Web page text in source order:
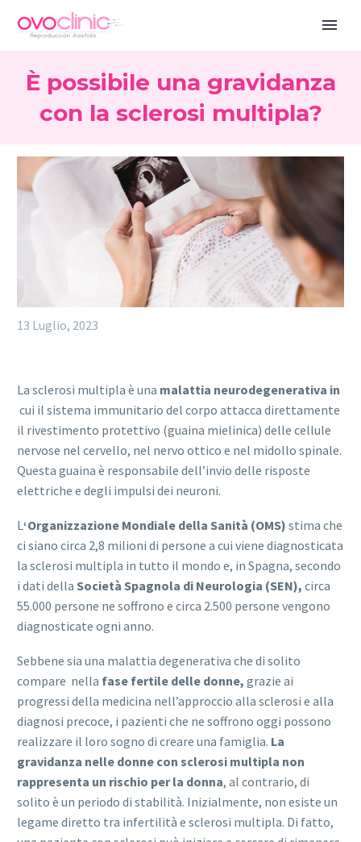
È possibile una gravidanza
con la sclerosi multipla?
13 Luglio, 2023
La sclerosi multipla è una malattia neurodegenerativa in
cui il sistema immunitario del corpo attacca direttamente
il rivestimento protettivo (guaina mielinica) delle cellule
nervose nel cervello, nel nervo ottico e nel midollo spinale.
Questa guaina è responsabile dell’invio delle risposte
elettriche e degli impulsi dei neuroni.
L ‘Organizzazione Mondiale della Sanità (OMS) stima che
ci siano circa 2,8 milioni di persone a cui viene diagnosticata
la sclerosi multipla in tutto il mondo e, in Spagna, secondo
i dati della Società Spagnola di Neurologia (SEN), circa
55.000 persone ne soffrono e circa 2.500 persone vengono
diagnosticate ogni anno.
Sebbene sia una malattia degenerativa che di solito
compare nella fase fertile delle donne, grazie ai
progressi della medicina nell’approccio alla sclerosi e alla
diagnosi precoce, i pazienti che ne soffrono oggi possono
realizzare il loro sogno di creare una famiglia. La
gravidanza nelle donne con sclerosi multipla non
rappresenta un rischio per la donna, al contrario, di
solito è un periodo di stabilità. Inizialmente, non esiste un
legame diretto tra infertilità e sclerosi multipla. Di fatto,